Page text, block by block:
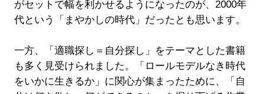
がセットで幅を利かせるようになったのが、2000年
代という「まやかしの時代」だったとも思います。
一方、「適職探し＝自分探し」をテーマとした書籍
も多く見受けられました。「ロールモデルなき時代
をいかに生きるか」に関心が集まったために、「自